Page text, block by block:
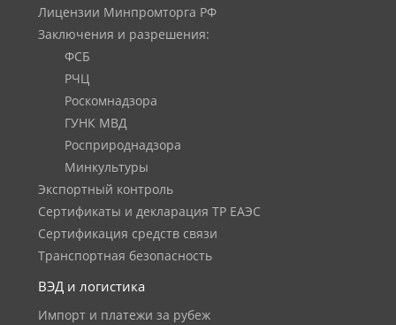
Лицензии Минпромторга РФ
Заключения и разрешения:
ФСБ
РЧЦ
Роскомнадзора
ГУНК МВД
Росприроднадзора
Минкультуры
Экспортный контроль
Сертификаты и декларация ТР ЕАЭС
Сертификация средств связи
Транспортная безопасность
ВЭД и логистика
Импорт и платежи за рубеж